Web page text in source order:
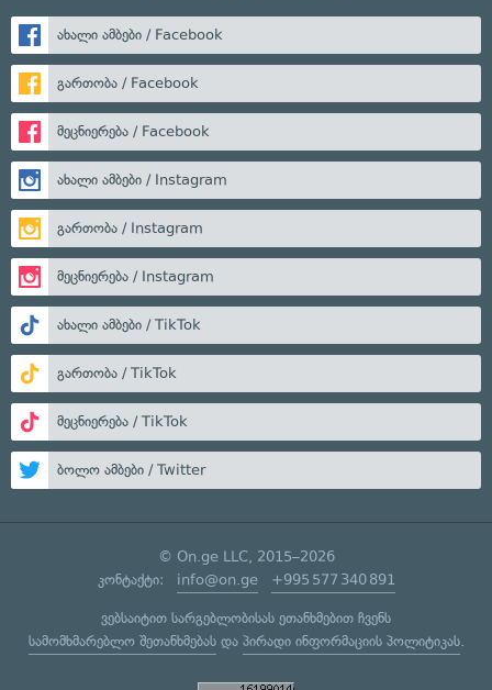
ახალი ამბები / Facebook
გართობა / Facebook
მეცნიერება / Facebook
ახალი ამბები / Instagram
გართობა / Instagram
მეცნიერება / Instagram
ახალი ამბები / TikTok
გართობა / TikTok
მეცნიერება / TikTok
ბოლო ამბები / Twitter
© On.ge LLC, 2015–2026
კონტაქტი: info@on.ge +995 577 340 891
ვებსაიტით სარგებლობისას ეთანხმებით ჩვენს
სამომხმარებლო შეთანხმებასდა პირადი ინფორმაციის პოლიტიკას.